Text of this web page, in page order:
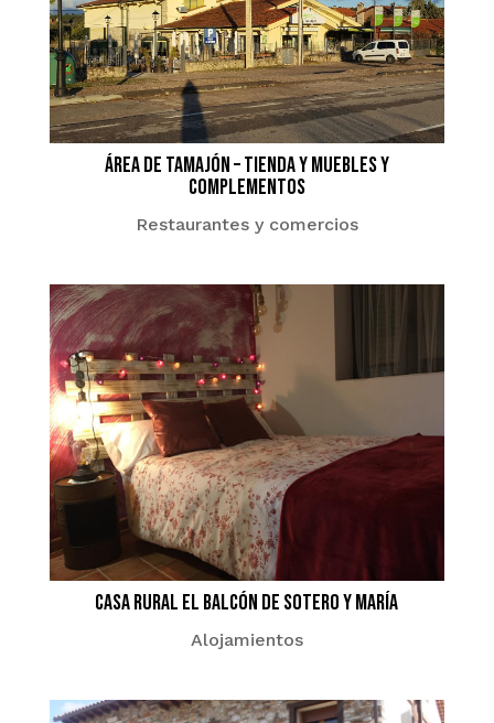
Área De Tamajón – Tienda Y Muebles Y
Complementos
Restaurantes y comercios
Casa Rural El Balcón de Sotero y María
Alojamientos